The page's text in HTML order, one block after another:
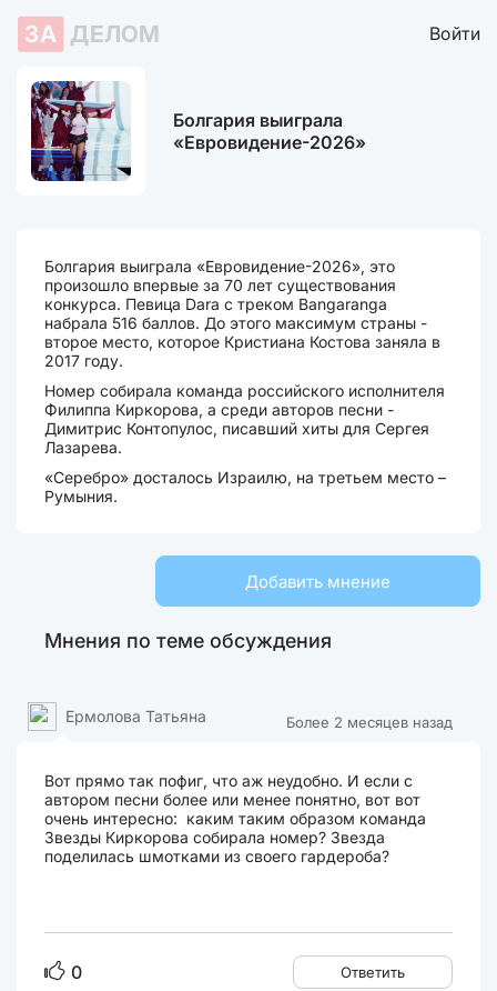
ЗА ДЕЛОМ Войти
Болгария выиграла
«Евровидение-2026»
Болгария выиграла «Евровидение-2026», это
произошло впервые за 70 лет существования
конкурса. Певица Dara с треком Bangaranga
набрала 516 баллов. До этого максимум страны -
второе место, которое Кристиана Костова заняла в
2017 году.
Номер собирала команда российского исполнителя
Филиппа Киркорова, а среди авторов песни -
Димитрис Контопулос, писавший хиты для Сергея
Лазарева.
«Серебро» досталось Израилю, на третьем место –
Румыния.
Добавить мнение
Мнения по теме обсуждения
Более 2 месяцев назад
Ермолова Татьяна
Вот прямо так пофиг, что аж неудобно. И если с
автором песни более или менее понятно, вот вот
очень интересно: каким таким образом команда
Звезды Киркорова собирала номер? Звезда
поделилась шмотками из своего гардероба?
0 Ответить